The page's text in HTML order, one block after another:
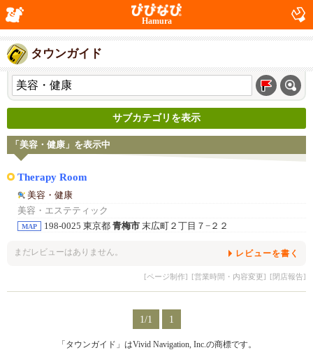
Hamura
タウンガイド
サブカテゴリを表示
「美容・健康」を表示中
Therapy Room
美容・健康
美容・エステティック
MAP 198-0025 東京都 青梅市 末広町２丁目７−２２
まだレビューはありません。 レビューを書く
[ページ制作] [営業時間・内容変更] [閉店報告]
1/1 1
「タウンガイド」はVivid Navigation, Inc.の商標です。